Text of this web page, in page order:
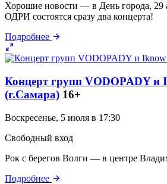
Хорошие новости — в День города, 29
ОДРИ состоятся сразу два концерта!
Подробнее
Концерт групп VODOPADY и
(г.Самара) 16+
Воскресенье, 5 июля в 17:30
Свободный вход
Рок с берегов Волги — в центре
Подробнее